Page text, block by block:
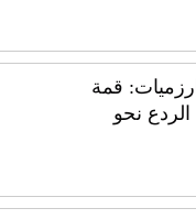
قمة
الردع نحو